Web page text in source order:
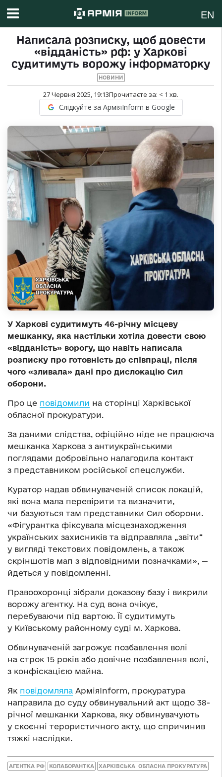
EN
Написала розписку, щоб довести
«відданість» рф: у Харкові
судитимуть ворожу інформаторку
НОВИНИ
27 Червня 2025, 19:13Прочитаєте за: < 1 хв.
Слідкуйте за АрміяInform в Google
У Харкові судитимуть 46-річну місцеву
мешканку, яка настільки хотіла довести свою
«відданість» ворогу, що навіть написала
розписку про готовність до співпраці, після
чого «зливала» дані про дислокацію Сил
оборони.
Про це повідомили на сторінці Харківської
обласної прокуратури.
За даними слідства, офіційно ніде не працююча
мешканка Харкова з антиукраїнськими
поглядами добровільно налагодила контакт
з представником російської спецслужби.
Куратор надав обвинуваченій список локацій,
які вона мала перевірити та визначити,
чи базуються там представники Сил оборони.
«Фігурантка фіксувала місцезнаходження
українських захисників та відправляла „звіти“
у вигляді текстових повідомлень, а також
скріншотів мап з відповідними позначками», —
йдеться у повідомленні.
Правоохоронці зібрали доказову базу і викрили
ворожу агентку. На суд вона очікує,
перебуваючи під вартою. Її судитимуть
у Київському районному суді м. Харкова.
Обвинуваченій загрожує позбавлення волі
на строк 15 років або довічне позбавлення волі,
з конфіскацією майна.
Як повідомляла АрміяInform, прокуратура
направила до суду обвинувальний акт щодо 38-
річної мешканки Харкова, яку обвинувачують
у скоєнні терористичного акту, що спричинив
тяжкі наслідки.
АГЕНТКА РФ КОЛАБОРАНТКА ХАРКІВСЬКА ОБЛАСНА ПРОКУРАТУРА